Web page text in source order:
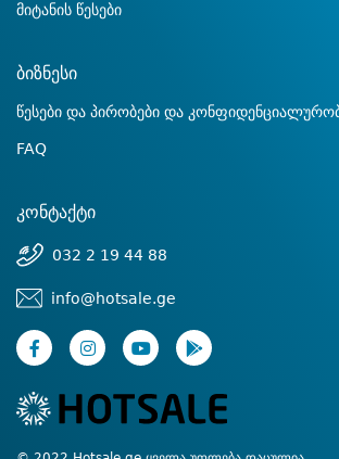
მიტანის წესები
ბიზნესი
წესები და პირობები და
FAQ
კონტაქტი
032 2 19 44 88
info@hotsale.ge